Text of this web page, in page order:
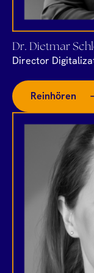
Dr. Dietmar
Director
Reinhören